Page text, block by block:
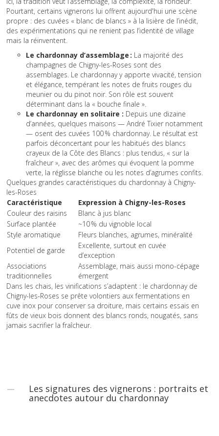
Pourtant, certains vignerons lui offrent aujourd'hui une scène
propre : des cuvées « blanc de blancs » à la lisière de l’inédit,
des expérimentations qui ne renient pas l’identité de village
mais la réinventent.
Le chardonnay d’assemblage : La majorité des
champagnes de Chigny-les-Roses sont des
assemblages. Le chardonnay y apporte vivacité, tension
et élégance, tempérant les notes de fruits rouges du
meunier ou du pinot noir. Son rôle est souvent
déterminant dans la « bouche finale ».
Le chardonnay en solitaire : Depuis une dizaine
d’années, quelques maisons — André Tixier notamment
— osent des cuvées 100 % chardonnay. Le résultat est
parfois déconcertant pour les habitués des blancs
crayeux de la Côte des Blancs : plus tendus, « sur la
fraîcheur », avec des arômes qui évoquent la pomme
verte, la réglisse blanche ou les notes d’agrumes confits.
Quelques grandes caractéristiques du chardonnay à Chigny-
les-Roses
Caractéristique
Expression à Chigny-les-Roses
Couleur des raisins
Blanc à jus blanc
Surface plantée
~10 % du vignoble local
Style aromatique
Fleurs blanches, agrumes, minéralité
Potentiel de garde
Excellente, surtout en cuvée
d’exception
Associations
traditionnelles
Assemblage, mais aussi mono-cépage
émergent
Dans les chais, les vinifications s’adaptent : le chardonnay de
Chigny-les-Roses se prête volontiers aux fermentations en
cuve inox pour conserver sa droiture, mais certains essais en
fûts de vieux bois donnent des blancs ronds, nougatés, sans
jamais sacrifier la fraîcheur.
Les signatures des vignerons : portraits et
anecdotes autour du chardonnay